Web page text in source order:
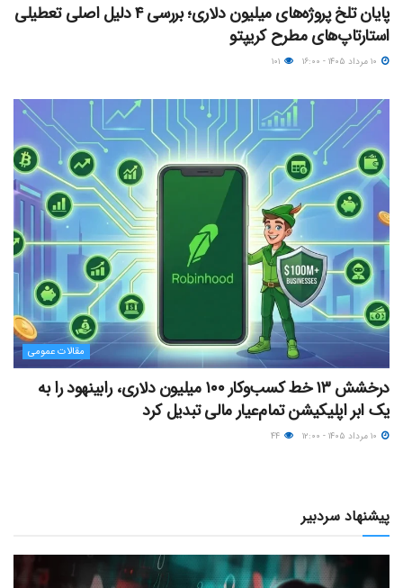
پایان تلخ پروژه‌های میلیون دلاری؛ بررسی ۴ دلیل اصلی تعطیلی
استارتاپ‌های مطرح کریپتو
مقالات عمومی
درخشش ۱۳ خط کسب‌وکار ۱۰۰ میلیون دلاری، رابینهود را به
یک ابر اپلیکیشن تمام‌عیار مالی تبدیل کرد
پیشنهاد سردبیر